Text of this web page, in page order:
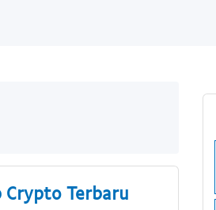
Crypto Terbaru